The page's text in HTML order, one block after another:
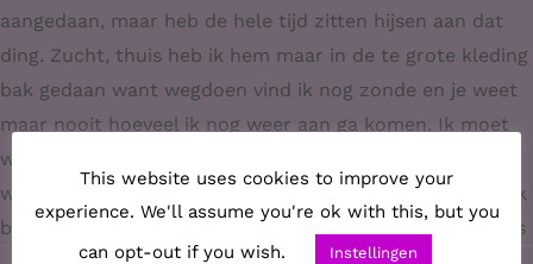
aangedaan, maar heb de hele tijd zitten hijsen aan dat
ding. Zucht, thuis heb ik hem maar in de te grote kleding
bak gedaan want wegdoen vind ik nog zonde en je weet
maar nooit hoeveel ik nog weer aan ga komen. Ik moet
wel even al die broeken gaan passen, ben benieuwd
welke ik nog meer weg kan gaan doen. Of eigenlijk ben ik
benieuwd wat ik dan nog overhoud in mijn kast! #datdus
This website uses cookies to improve your
experience. We'll assume you're ok with this, but you
can opt-out if you wish.
Instellingen